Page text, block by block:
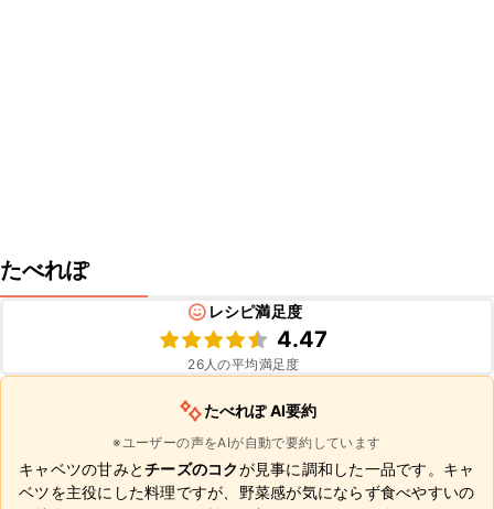
たべれぽ
レシピ満足度
4.47
26人の平均満足度
たべれぽ AI要約
※ユーザーの声をAIが自動で要約しています
キャベツの甘みとチーズのコクが見事に調和した一品です。キャ
ベツを主役にした料理ですが、野菜感が気にならず食べやすいの